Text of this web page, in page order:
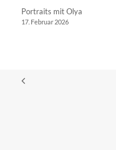
Portraits mit Olya
17. Februar 2026